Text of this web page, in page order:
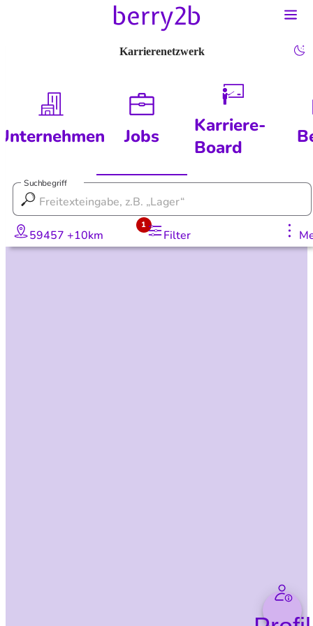
Karrierenetzwerk
Jobs
Karriere-
Board
Suchbegriff
59457 +10km Filter
1